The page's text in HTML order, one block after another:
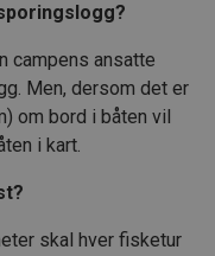
campens ansatte
Men, dersom det er
om bord i båten vil
i kart.
skal hver fisketur